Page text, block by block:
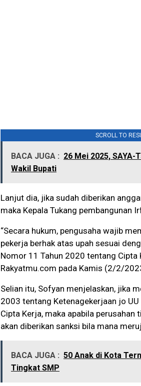
SCROLL TO
BACA JUGA : 26 Mei 2025, SAYA-
Wakil Bupati
Lanjut dia, jika sudah diberikan
maka Kepala Tukang pembangunan
“Secara hukum, pengusaha wajib
pekerja berhak atas upah sesuai
Nomor 11 Tahun 2020 tentang Cipta
Rakyatmu.com pada Kamis (2/2/
Selian itu, Sofyan menjelaskan, jika
2003 tentang Ketenagekerjaan jo
Cipta Kerja, maka apabila perusahan
akan diberikan sanksi bila mana
BACA JUGA : 50 Anak di Kota
Tingkat SMP